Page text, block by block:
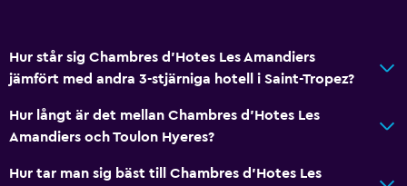
Hur står sig Chambres d'Hotes Les Amandiers
jämfört med andra 3-stjärniga hotell i Saint-Tropez?
Hur långt är det mellan Chambres d'Hotes Les
Amandiers och Toulon Hyeres?
Hur tar man sig bäst till Chambres d'Hotes Les